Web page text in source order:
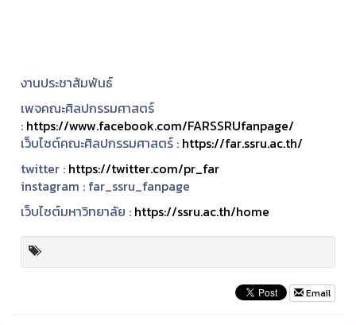
งานประชาสัมพันธ์
เพจคณะศิลปกรรมศาสตร์
: https://www.facebook.com/FARSSRUfanpage/
เว็บไซต์คณะศิลปกรรมศาสตร์ : https://far.ssru.ac.th/
twitter : https://twitter.com/pr_far
instagram : far_ssru_fanpage
เว็บไซต์มหาวิทยาลัย : https://ssru.ac.th/home
Email